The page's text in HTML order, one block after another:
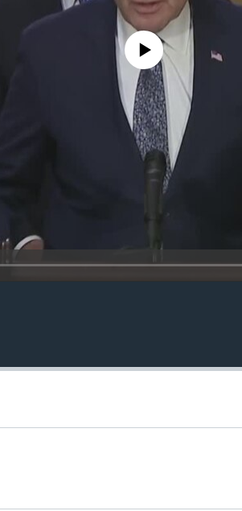
No media source currently